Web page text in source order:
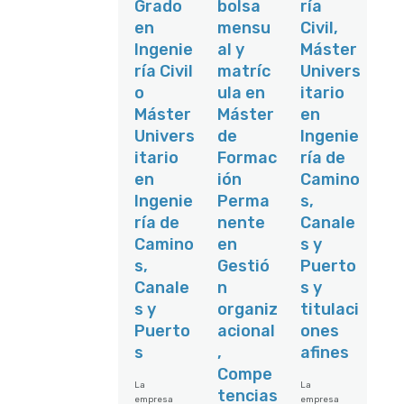
medicione
datos de
campo,
reportajes
fotográficos
y
comprobaci
ones sobre
el terreno.
Actualizaci
ón
cartográfic
a de
espacios
públicos,
equipamie
ntos
s y otros
ámbitos de
interés
local.
alimentaci
ón de una
base SIG o
miento y
uso de
Hidrógeno
Verde y con
aprovecha
miento de
los
subproduct
os del
proceso. La
remunerac
ión es de
32.000 €
brutos/año
. En horario
de lunes a
viernes,
con
posibilidad
de
teletrabajo
dos días a
la semana.
Las Tareas
a realizar
Planificar y
Grado
en
Ingenie
ría Civil
o
Máster
Univers
itario
en
Ingenie
ría de
Camino
s,
Canale
s y
Puerto
s
La
empresa
bolsa
mensu
al y
matríc
ula en
Máster
de
Formac
ión
Perma
nente
en
Gestió
n
organiz
acional
,
Compe
tencias
ría
Civil,
Máster
Univers
itario
en
Ingenie
ría de
Camino
s,
Canale
s y
Puerto
s y
titulaci
ones
afines
La
empresa